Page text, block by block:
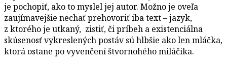
je pochopiť, ako to myslel jej autor. Možno je oveľa
zaujímavejšie nechať prehovoriť iba text – jazyk,
z ktorého je utkaný, zistiť, či príbeh a existenciálna
skúsenosť vykreslených postáv sú hlbšie ako len mláčka,
ktorá ostane po vyvenčení štvornohého miláčika.